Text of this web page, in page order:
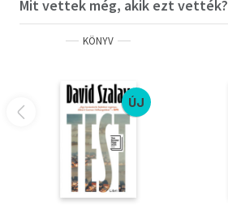
Mit vettek még, akik ezt vették?
KÖNYV
ÚJ